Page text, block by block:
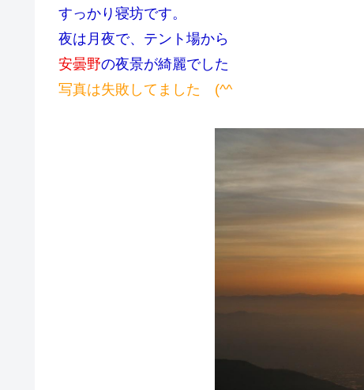
すっかり寝坊です。
夜は月夜で、テント場から
安曇野の夜景が綺麗でした
写真は失敗してました (^^ゞ